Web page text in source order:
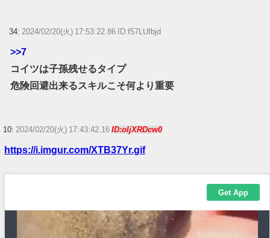
34: 2024/02/20(火) 17:53:22.86 ID:f57LUfbjd
>>7
コイツは子孫残せるタイプ
危険回避出来るスキルこそ何より重要
10: 2024/02/20(火) 17:43:42.16 ID:oIjXRDcw0
https://i.imgur.com/XTB37Yr.gif